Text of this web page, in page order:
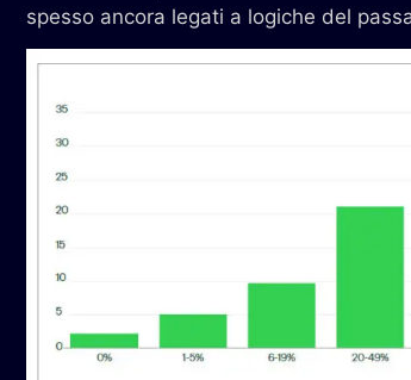
spesso ancora legati a logiche del